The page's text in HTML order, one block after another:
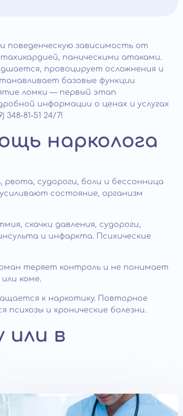
поведенческую зависимость от
паническими атаками.
провоцирует осложнения и
базовые функции
ломки — первый этап
информации о ценах и услугах
81-51 24/7!
нарколога
судороги, боли и бессонница
состояние, организм
скачки давления, судороги,
и инфаркта. Психические
теряет контроль и не понимает
коме.
к наркотику. Повторное
психозы и хронические болезни.
или в